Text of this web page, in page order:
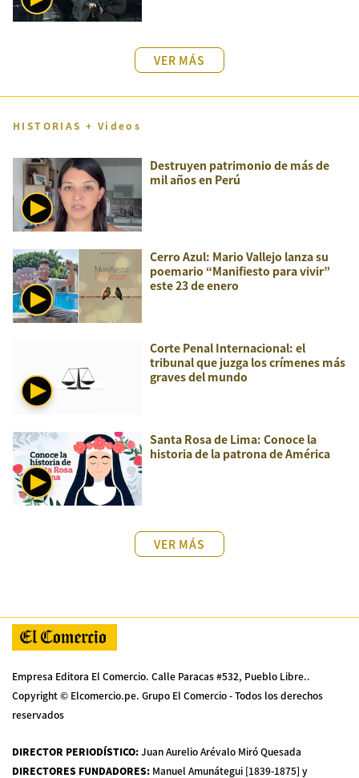
VER MÁS
HISTORIAS + Videos
Destruyen patrimonio de más de
mil años en Perú
Cerro Azul: Mario Vallejo lanza su
poemario “Manifiesto para vivir”
este 23 de enero
Corte Penal Internacional: el
tribunal que juzga los crímenes más
graves del mundo
Santa Rosa de Lima: Conoce la
historia de la patrona de América
VER MÁS
Empresa Editora El Comercio. Calle Paracas #532, Pueblo Libre..
Copyright © Elcomercio.pe. Grupo El Comercio - Todos los derechos
reservados
DIRECTOR PERIODÍSTICO:Juan Aurelio Arévalo Miró Quesada
DIRECTORES FUNDADORES: Manuel Amunátegui [1839-1875] y